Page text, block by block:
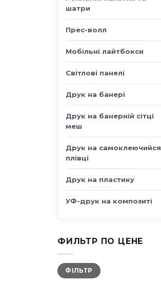
шатри
Прес-волл
Мобільні лайтбокси
Світлові панелі
Друк на банері
Друк на банерній сітці
меш
Друк на самоклеючийся
плівці
Друк на пластику
УФ-друк на композиті
ФИЛЬТР ПО ЦЕНЕ
Мінімальна
ціна
Найбільша
цінаФІЛЬТР